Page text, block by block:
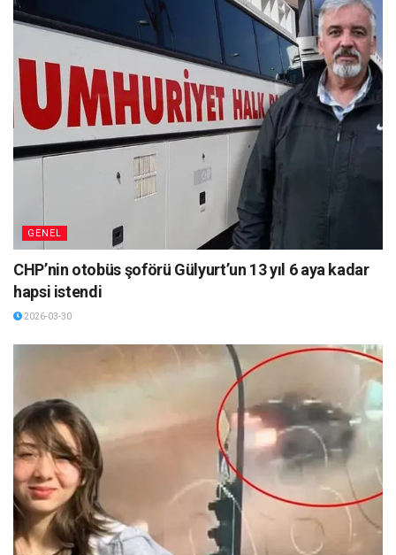
GENEL
CHP’nin otobüs şoförü Gülyurt’un 13 yıl 6 aya kadar
hapsi istendi
2026-03-30